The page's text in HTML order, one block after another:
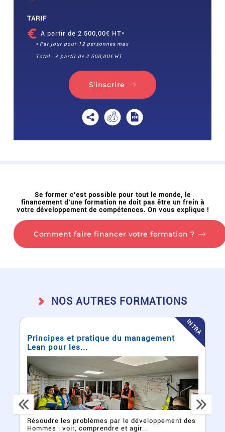
TARIF
A partir de 2 500,00€ HT*
* Par jour pour 12 personnes max
Total : A partir de 2 500,00€ HT
S'inscrire
Se former c’est possible pour tout le monde, le
financement d’une formation ne doit pas être un frein à
votre développement de compétences. On vous explique !
Comment faire financer votre formation ?
NOS AUTRES FORMATIONS
INTRA
Principes et pratique du management
Lean pour les...
Résoudre les problèmes par le développement des
Hommes : voir, comprendre et agir...